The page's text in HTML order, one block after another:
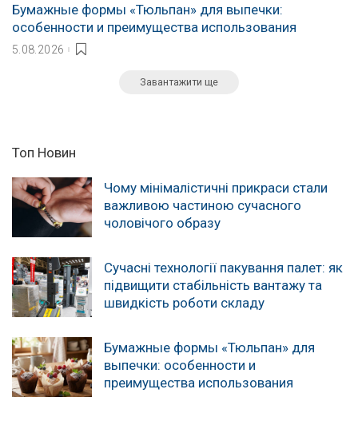
Бумажные формы «Тюльпан» для выпечки:
особенности и преимущества использования
5.08.2026
Завантажити ще
Топ Новин
Чому мінімалістичні прикраси стали
важливою частиною сучасного
чоловічого образу
Сучасні технології пакування палет: як
підвищити стабільність вантажу та
швидкість роботи складу
Бумажные формы «Тюльпан» для
выпечки: особенности и
преимущества использования